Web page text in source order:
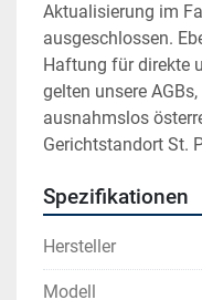
Aktualisierung im
ausgeschlossen.
Haftung für direkte
gelten unsere
ausnahmslos
Gerichtstandort St.
Spezifikationen
Hersteller
Modell